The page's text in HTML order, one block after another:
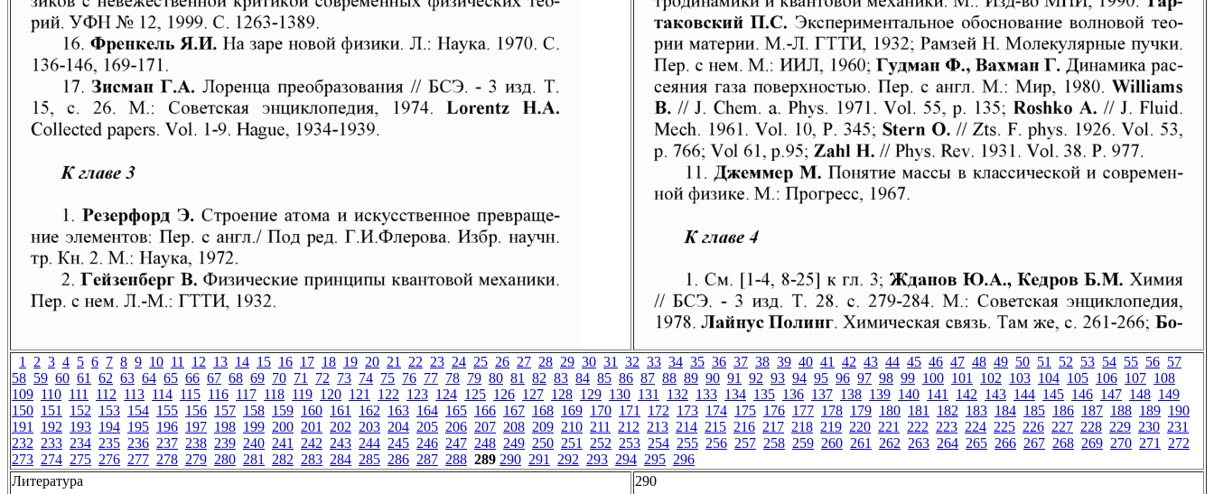
1 2 3 4 5 6 7 8 9 10 11 12 13 14 15 16 17 18 19 20 21 22 23 24 25 26 27 28 29 30 31 32 33 34 35 36 37 38 39 40 41 42 43 44 45 46 47 48 49 50 51 52 53 54 55 56 57
58 59 60 61 62 63 64 65 66 67 68 69 70 71 72 73 74 75 76 77 78 79 80 81 82 83 84 85 86 87 88 89 90 91 92 93 94 95 96 97 98 99 100 101 102 103 104 105 106 107 108
109 110 111 112 113 114 115 116 117 118 119 120 121 122 123 124 125 126 127 128 129 130 131 132 133 134 135 136 137 138 139 140 141 142 143 144 145 146 147 148 149
150 151 152 153 154 155 156 157 158 159 160 161 162 163 164 165 166 167 168 169 170 171 172 173 174 175 176 177 178 179 180 181 182 183 184 185 186 187 188 189 190
191 192 193 194 195 196 197 198 199 200 201 202 203 204 205 206 207 208 209 210 211 212 213 214 215 216 217 218 219 220 221 222 223 224 225 226 227 228 229 230 231
232 233 234 235 236 237 238 239 240 241 242 243 244 245 246 247 248 249 250 251 252 253 254 255 256 257 258 259 260 261 262 263 264 265 266 267 268 269 270 271 272
273 274 275 276 277 278 279 280 281 282 283 284 285 286 287 288 289 290 291 292 293 294 295 296
Литература
290